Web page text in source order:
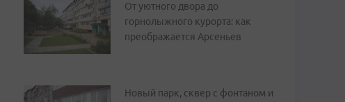
От уютного двора до
горнолыжного курорта: как
преображается Арсеньев
Новый парк, сквер с фонтаном и